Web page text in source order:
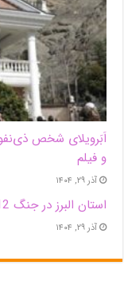
اَبَر‌ویلای شخص
و فیلم
آذر ۲۹, ۱۴۰۴
استان البرز در جنگ 12 روزه 7 شهید دانشجو تقدیم انقلاب کرد
آذر ۲۹, ۱۴۰۴